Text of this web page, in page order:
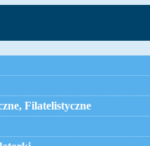
Filatelistyczne